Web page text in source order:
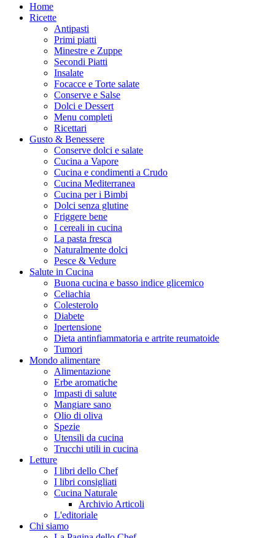
Home
Ricette
Antipasti
Primi piatti
Minestre e Zuppe
Secondi Piatti
Insalate
Focacce e Torte salate
Conserve e Salse
Dolci e Dessert
Menu completi
Ricettari
Gusto & Benessere
Conserve dolci e salate
Cucina a Vapore
Cucina e condimenti a Crudo
Cucina Mediterranea
Cucina per i Bimbi
Dolci senza glutine
Friggere bene
I cereali in cucina
La pasta fresca
Naturalmente dolci
Pesce & Vedure
Salute in Cucina
Buona cucina e basso indice glicemico
Celiachia
Colesterolo
Diabete
Ipertensione
Dieta antinfiammatoria e artrite reumatoide
Tumori
Mondo alimentare
Alimentazione
Erbe aromatiche
Impasti di salute
Mangiare sano
Olio di oliva
Spezie
Utensili da cucina
Trucchi utili in cucina
Letture
I libri dello Chef
I libri consigliati
Cucina Naturale
Archivio Articoli
L'editoriale
Chi siamo